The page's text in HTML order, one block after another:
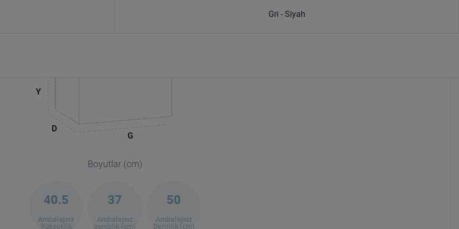
Gri - Siyah
Y
D
G
Boyutlar (cm)
40.5
Ambalajsız
Yükseklik
37
Ambalajsız
genişlik (cm)
50
Ambalajsız
Derinlik (cm)